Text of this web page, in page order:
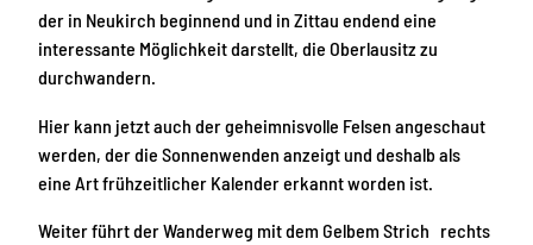
der in Neukirch beginnend und in Zittau endend eine
interessante Möglichkeit darstellt, die Oberlausitz zu
durchwandern.
Hier kann jetzt auch der geheimnisvolle Felsen angeschaut
werden, der die Sonnenwenden anzeigt und deshalb als
eine Art frühzeitlicher Kalender erkannt worden ist.
Weiter führt der Wanderweg mit dem Gelbem Strich rechts